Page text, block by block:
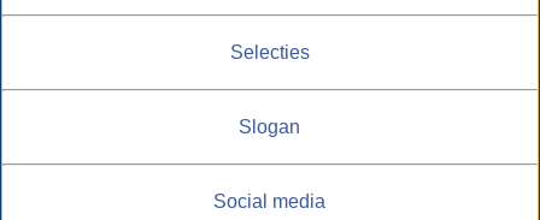
Selecties
Slogan
Social media